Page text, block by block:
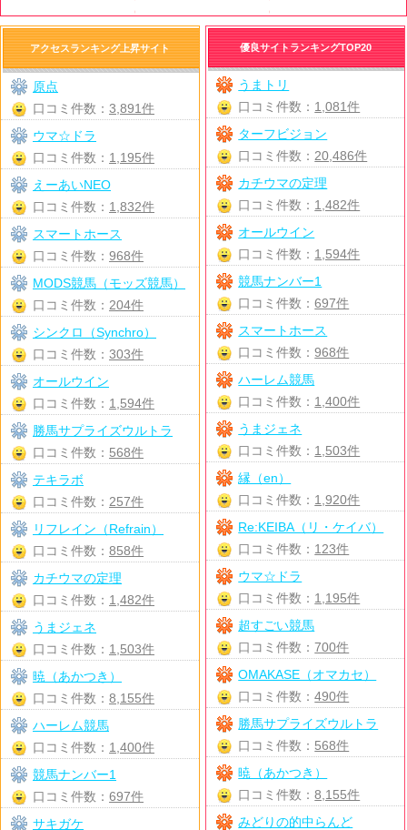
優良サイトランキングTOP20
うまトリ
口コミ件数： 1,081件
ターフビジョン
口コミ件数： 20,486件
カチウマの定理
口コミ件数： 1,482件
オールウイン
口コミ件数： 1,594件
競馬ナンバー1
口コミ件数：697件
スマートホース
口コミ件数：968件
ハーレム競馬
口コミ件数： 1,400件
うまジェネ
口コミ件数： 1,503件
縁（en）
口コミ件数： 1,920件
Re:KEIBA（リ・ケイバ）
口コミ件数： 123件
ウマ☆ドラ
口コミ件数： 1,195件
超すごい競馬
口コミ件数：700件
OMAKASE（オマカセ）
口コミ件数：490件
勝馬サプライズウルトラ
口コミ件数： 568件
暁（あかつき）
口コミ件数：8,155件
みどりの的中らんど
アクセスランキング上昇サイト
原点
口コミ件数： 3,891件
ウマ☆ドラ
口コミ件数： 1,195件
えーあいNEO
口コミ件数： 1,832件
スマートホース
口コミ件数： 968件
MODS競馬（モッズ競馬）
口コミ件数： 204件
シンクロ（Synchro）
口コミ件数： 303件
オールウイン
口コミ件数： 1,594件
勝馬サプライズウルトラ
口コミ件数： 568件
テキラボ
口コミ件数： 257件
リフレイン（Refrain）
口コミ件数： 858件
カチウマの定理
口コミ件数： 1,482件
うまジェネ
口コミ件数： 1,503件
暁（あかつき）
口コミ件数： 8,155件
ハーレム競馬
口コミ件数： 1,400件
競馬ナンバー1
口コミ件数： 697件
サキガケ